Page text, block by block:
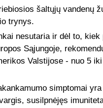
šaltųjų vandenų
trynys.
nesutaria ir dėl to,
Sąjungoje,
Valstijose - nuo 5
simptomai
susilpnėjęs